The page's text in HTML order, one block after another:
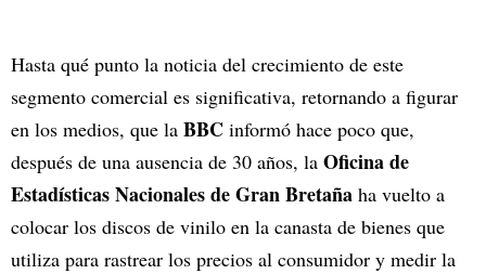
Hasta qué punto la noticia del crecimiento de este
segmento comercial es significativa, retornando a figurar
en los medios, que la BBC informó hace poco que,
después de una ausencia de 30 años, la Oficina de
Estadísticas Nacionales de Gran Bretaña ha vuelto a
colocar los discos de vinilo en la canasta de bienes que
utiliza para rastrear los precios al consumidor y medir la